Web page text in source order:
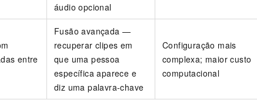
áudio opcional
entre
Fusão avançada —
recuperar clipes em
que uma pessoa
específica aparece e
diz uma palavra-chave
Configuração mais
complexa; maior custo
computacional